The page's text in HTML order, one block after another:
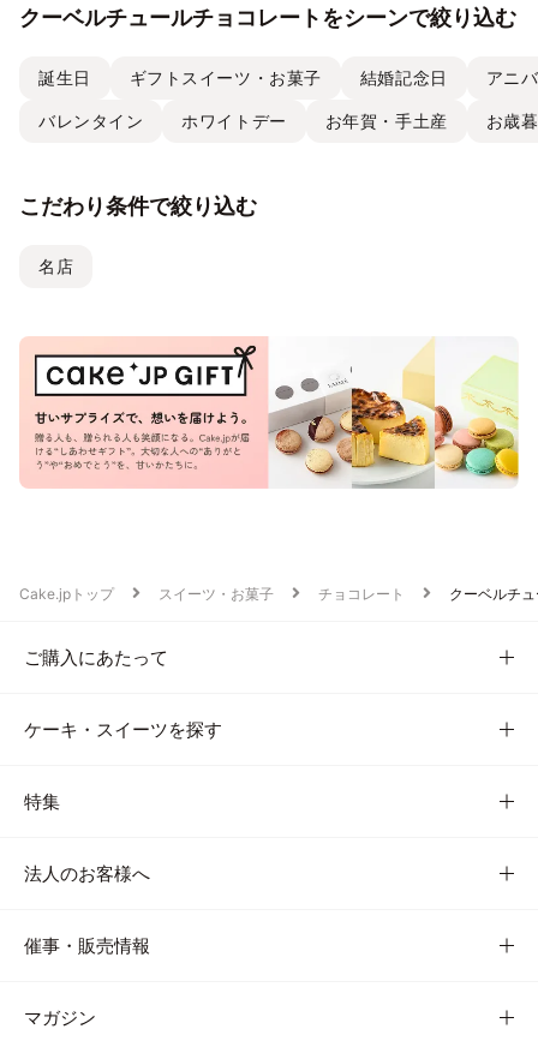
クーベルチュールチョコレートをシーンで絞り込む
誕生日 ギフトスイーツ・お菓子 結婚記念日 アニ
バレンタイン ホワイトデー お年賀・手土産 お歳
こだわり条件で絞り込む
名店
Cake.jpトップ スイーツ・お菓子 チョコレート クーベルチ
ご購入にあたって
ケーキ・スイーツを探す
特集
法人のお客様へ
催事・販売情報
マガジン